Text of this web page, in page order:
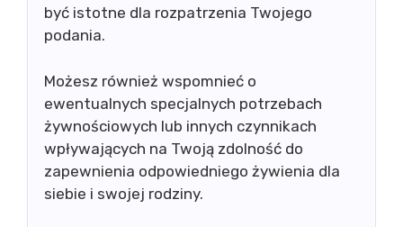
być istotne dla rozpatrzenia Twojego
podania.
Możesz również wspomnieć o
ewentualnych specjalnych potrzebach
żywnościowych lub innych czynnikach
wpływających na Twoją zdolność do
zapewnienia odpowiedniego żywienia dla
siebie i swojej rodziny.